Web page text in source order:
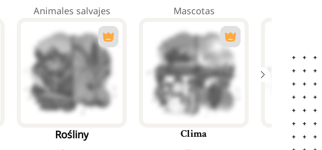
Animales salvajes Mascotas
Rośliny Clima Pory